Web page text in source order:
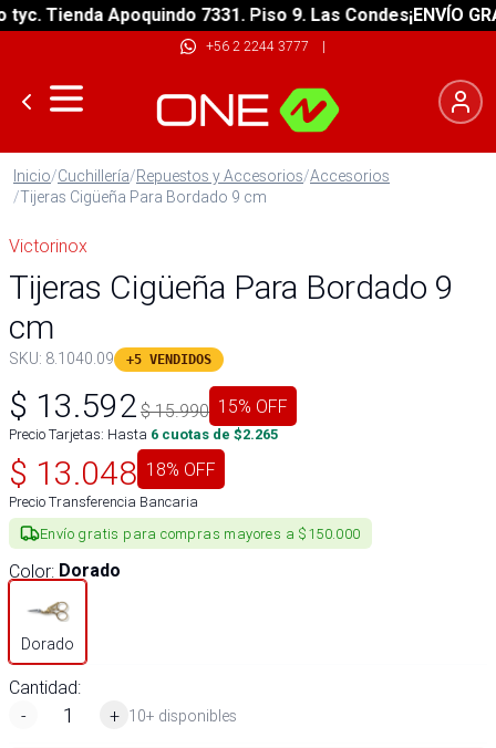
Tienda Apoquindo 7331. Piso 9. Las Condes¡ENVÍO
+56 2 2244 3777 |
Inicio/Cuchillería/Repuestos y Accesorios/Accesorios
/Tijeras Cigüeña Para Bordado 9 cm
Victorinox
Tijeras Cigüeña Para Bordado 9
cm
SKU: 8.1040.09 +5 VENDIDOS
$ 13.592 $15.990 15% OFF
Precio Tarjetas: Hasta 6 cuotas de $2.265
$ 13.048 18% OFF
Precio Transferencia Bancaria
Envío gratis para compras mayores a $150.000
Color: Dorado
Dorado
Cantidad:
-
+ 10+ disponibles